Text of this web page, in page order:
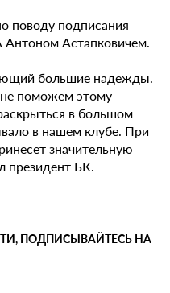
поводу подписания
Астапковичем.
большие надежды.
поможем этому
в большом
в нашем клубе. При
значительную
президент БК.
ПОДПИСЫВАЙТЕСЬ НА